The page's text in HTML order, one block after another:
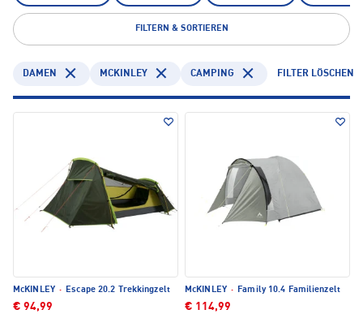
FILTERN & SORTIEREN
DAMEN MCKINLEY CAMPING FILTER LÖSCHEN
McKINLEY · Escape 20.2 Trekkingzelt
€ 94,99
McKINLEY · Family 10.4 Familienzelt
€ 114,99